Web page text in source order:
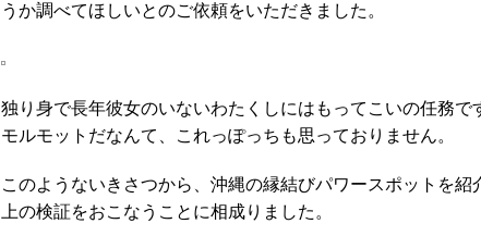
うか調べてほしいとのご依頼をいただきました。
独り身で長年彼女のいないわたくしにはもってこいの任務で
モルモットだなんて、これっぽっちも思っておりません。
このようないきさつから、沖縄の縁結びパワースポットを
上の検証をおこなうことに相成りました。